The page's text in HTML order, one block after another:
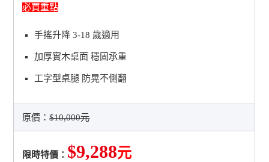
必買重點
手搖升降 3-18 歲適用
加厚實木桌面 穩固承重
工字型桌腿 防晃不側翻
原價：$10,000元
限時特價： $9,288元